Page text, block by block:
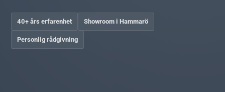
40+ års erfarenhet Showroom i Hammarö
Personlig rådgivning